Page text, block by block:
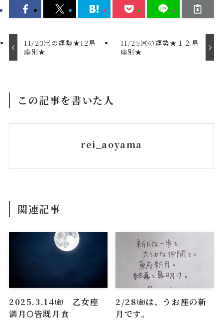
11/23㈯の運勢★12星
座別★
11/25㈪の運勢★１２星
座別★
この記事を書いた人
rei_aoyama
関連記事
2025.3.14㈮ 乙女座
満月🌕皆既月食
2/28㈮は、うお座の新
月です。